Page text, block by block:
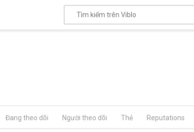
Đang theo dõi Người theo dõi Thẻ Reputations